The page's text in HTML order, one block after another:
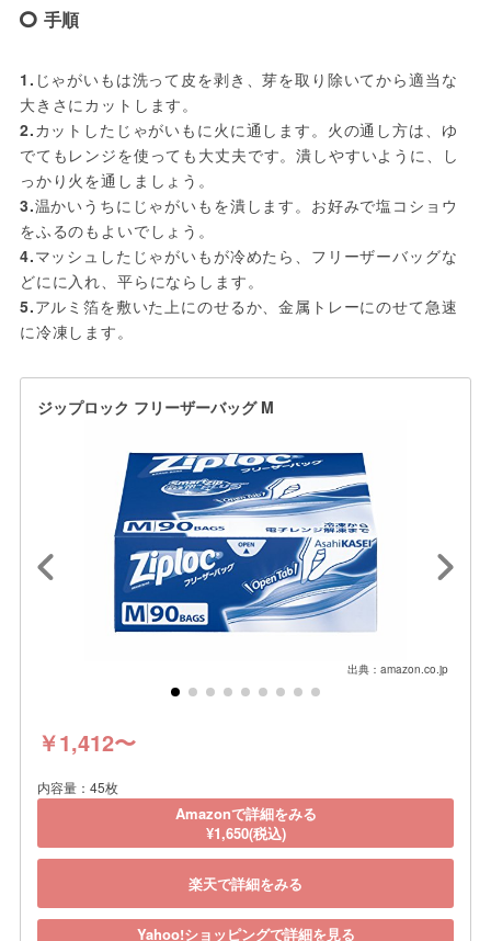
手順
1. じゃがいもは洗って皮を剥き、芽を取り除いてから適当な
大きさにカットします。
2.カットしたじゃがいもに火に通します。火の通し方は、ゆ
でてもレンジを使っても大丈夫です。潰しやすいように、し
っかり火を通しましょう。
3.温かいうちにじゃがいもを潰します。お好みで塩コショウ
をふるのもよいでしょう。
4.マッシュしたじゃがいもが冷めたら、フリーザーバッグな
どにに入れ、平らにならします。
5.アルミ箔を敷いた上にのせるか、金属トレーにのせて急速
に冷凍します。
ジップロック フリーザーバッグ M
出典：amazon.co.jp
￥1,412〜
内容量：45枚
Amazonで詳細をみる
¥1,650(税込)
楽天で詳細をみる
Yahoo!ショッピングで詳細を見る